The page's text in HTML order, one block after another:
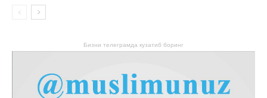
Бизни телеграмда кузатиб боринг